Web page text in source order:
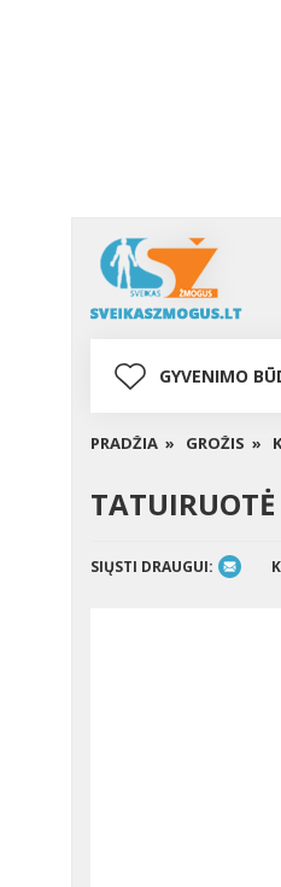
GYVENIMO
PRADŽIA » GROŽIS »
SIŲSTI DRAUGUI: